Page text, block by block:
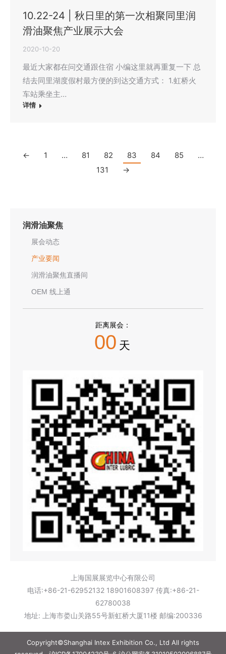
10.22-24 | 秋日里的第一次相聚同里润
滑油聚焦产业展示大会
2020-10-20
最近大家都在问交通跟住宿 小编这里就再重复一下 总
结去同里湖度假村最方便的到达交通方式： 1.虹桥火
车站乘坐主…
详情
← 1 … 81 82 83 84 85
…
131
→
润滑油聚焦
展会动态
产业要闻
润滑油聚焦直播间
OEM 线上通
距离展会：
00 天
上海国展展览中心有限公司
电话:+86-21-62952132 18901608397 传真:+86-21-
62780038
地址: 上海市娄山关路55号新虹桥大厦11楼 邮编:200336
Copyright©Shanghai Intex Exhibition Co., Ltd All rights